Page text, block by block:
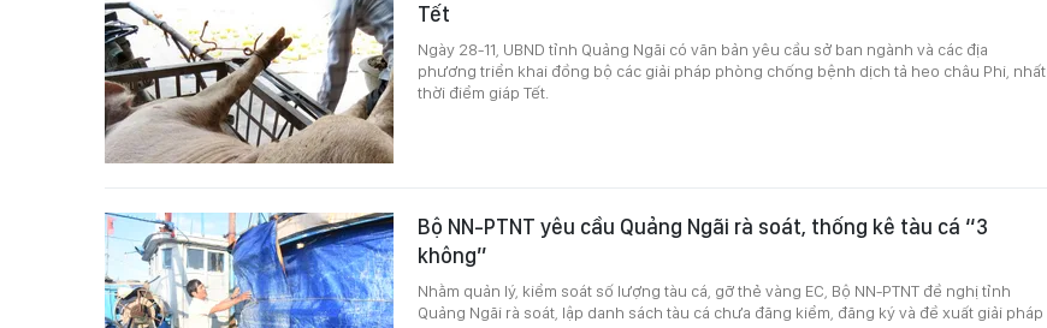
Tết
Ngày 28-11, UBND tỉnh Quảng Ngãi có văn bản yêu cầu sở ban ngành và các địa
phương triển khai đồng bộ các giải pháp phòng chống bệnh dịch tả heo châu Phi, nhất
thời điểm giáp Tết.
Bộ NN-PTNT yêu cầu Quảng Ngãi rà soát, thống kê tàu cá “3
không”
Nhằm quản lý, kiểm soát số lượng tàu cá, gỡ thẻ vàng EC, Bộ NN-PTNT đề nghị tỉnh
Quảng Ngãi rà soát, lập danh sách tàu cá chưa đăng kiểm, đăng ký và đề xuất giải pháp